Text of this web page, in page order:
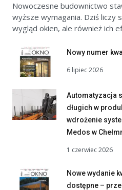
Nowoczesne budownictwo
wyższe wymagania. Dziś liczy
wygląd okien, ale również ich
Nowy numer
6 lipiec 2026
Automatyzacja
długich w
wdrożenie
Medos w
1 czerwiec 2026
Nowe wydanie
dostępne –